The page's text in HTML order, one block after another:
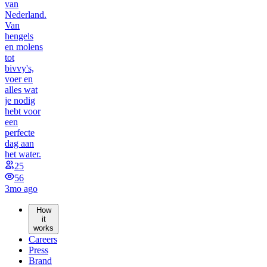
van
Nederland.
Van
hengels
en molens
tot
bivvy's,
voer en
alles wat
je nodig
hebt voor
een
perfecte
dag aan
het water.
25
56
3mo ago
How
it
works
Careers
Press
Brand